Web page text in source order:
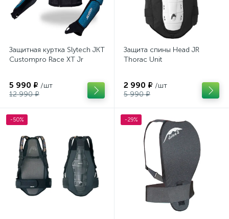
Защитная куртка Slytech JKT
Custompro Race XT Jr
5 990 ₽ /шт
12 990 ₽
Защита спины Head JR
Thorac Unit
2 990 ₽ /шт
5 990 ₽
-50% -29%